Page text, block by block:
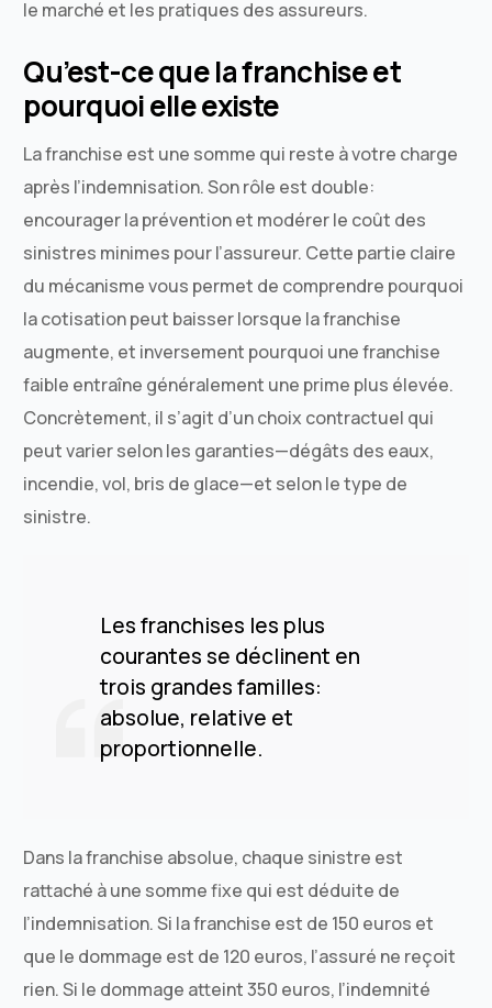
le marché et les pratiques des assureurs.
Qu’est-ce que la franchise et
pourquoi elle existe
La franchise est une somme qui reste à votre charge
après l’indemnisation. Son rôle est double:
encourager la prévention et modérer le coût des
sinistres minimes pour l’assureur. Cette partie claire
du mécanisme vous permet de comprendre pourquoi
la cotisation peut baisser lorsque la franchise
augmente, et inversement pourquoi une franchise
faible entraîne généralement une prime plus élevée.
Concrètement, il s’agit d’un choix contractuel qui
peut varier selon les garanties—dégâts des eaux,
incendie, vol, bris de glace—et selon le type de
sinistre.
Les franchises les plus
courantes se déclinent en
trois grandes familles:
absolue, relative et
proportionnelle.
Dans la franchise absolue, chaque sinistre est
rattaché à une somme fixe qui est déduite de
l’indemnisation. Si la franchise est de 150 euros et
que le dommage est de 120 euros, l’assuré ne reçoit
rien. Si le dommage atteint 350 euros, l’indemnité